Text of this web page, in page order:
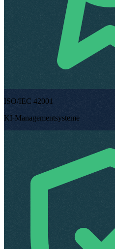
ISO/IEC 42001
KI-Managementsysteme